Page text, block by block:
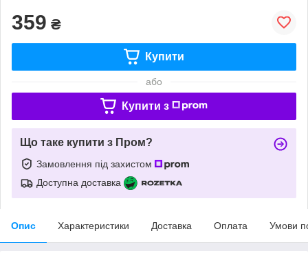
359 ₴
Купити
або
Купити з
Що таке купити з Пром?
Замовлення під захистом
Доступна доставка
Опис Характеристики Доставка Оплата Умови